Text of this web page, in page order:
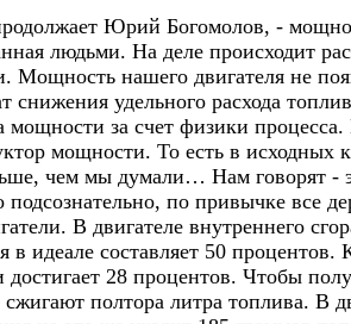
Юрий Богомолов, -
людьми. На деле происходит
Мощность нашего двигателя не
снижения удельного расхода
мощности за счет физики
мощности. То есть в исходных
чем мы думали… Нам говорят -
по привычке все
В двигателе внутреннего
в идеале составляет 50
достигает 28 процентов. Чтобы
полтора литра топлива. В